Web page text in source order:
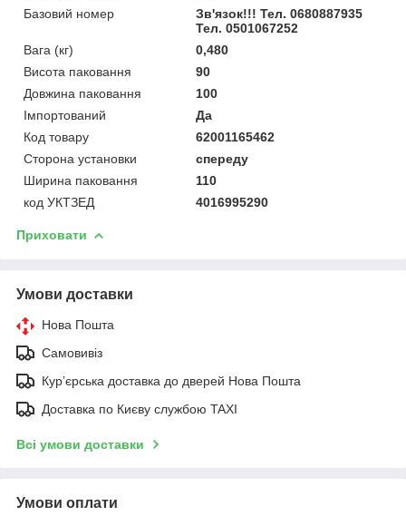
Базовий номер
Зв'язок!!! Тел. 0680887935
Тел. 0501067252
Вага (кг)
0,480
Висота паковання
90
Довжина паковання
100
Імпортований
Да
Код товару
62001165462
Сторона установки
спереду
Ширина паковання
110
код УКТЗЕД
4016995290
Приховати
Умови доставки
Нова Пошта
Самовивіз
Курʼєрська доставка до дверей Нова Пошта
Доставка по Києву службою TAXI
Всі умови доставки
Умови оплати